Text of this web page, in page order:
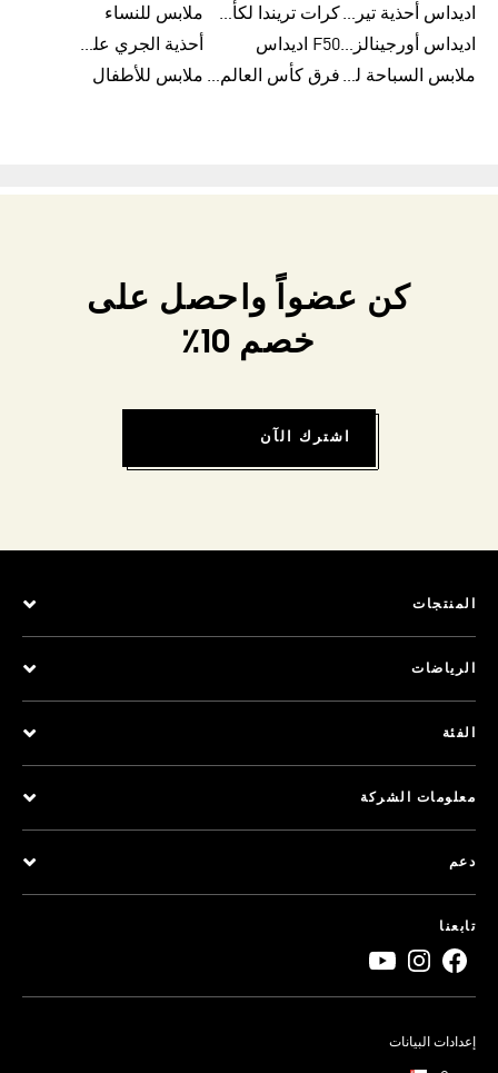
اديداس أحذية تيريكس
كرات تريندا لكأس العالم FIFA 26™
ملابس للنساء
اديداس أورجينالز صنادل للنساءF50 اديداس
أحذية الجري على الطرق الوعرة للرجال
ملابس السباحة للنساء
فرق كأس العالم FIFA 26™ ملابس للأطفال
كن عضواً واحصل على
خصم 10٪
اشترك الآن
المنتجات
الرياضات
الفئة
معلومات الشركة
دعم
تابعنا
إعدادات البيانات